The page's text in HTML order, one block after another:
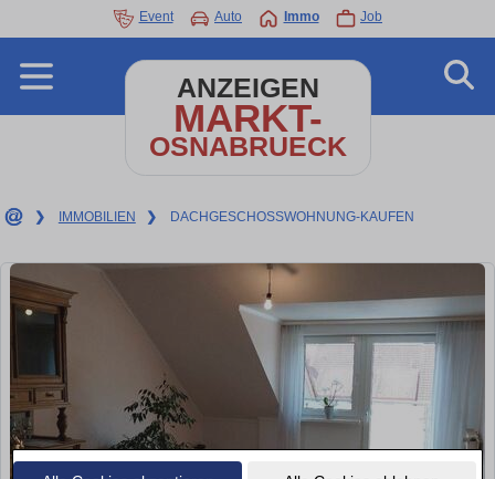
Event Auto Immo Job
ANZEIGEN
MARKT-
OSNABRUECK
❯ IMMOBILIEN ❯ DACHGESCHOSSWOHNUNG-KAUFEN